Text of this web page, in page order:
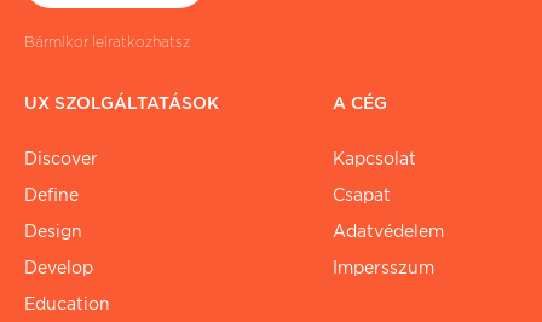
Bármikor leiratkozhatsz
UX SZOLGÁLTATÁSOK
Discover
Define
Design
Develop
Education
A CÉG
Kapcsolat
Csapat
Adatvédelem
Impersszum